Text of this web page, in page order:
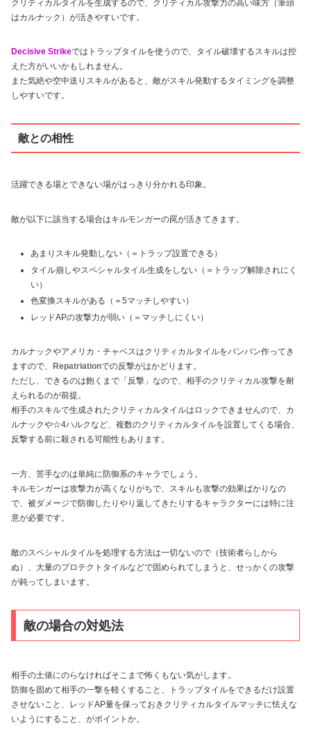
クリティカルタイルを生成するので、クリティカル攻撃力の高い味方（筆頭
はカルナック）が活きやすいです。
Decisive Strikeではトラップタイルを使うので、タイル破壊するスキルは控
えた方がいいかもしれません。
また気絶や空中送りスキルがあると、敵がスキル発動するタイミングを調整
しやすいです。
敵との相性
活躍できる場とできない場がはっきり分かれる印象。
敵が以下に該当する場合はキルモンガーの罠が活きてきます。
あまりスキル発動しない（＝トラップ設置できる）
タイル崩しやスペシャルタイル生成をしない（＝トラップ解除されにく
い）
色変換スキルがある（＝5マッチしやすい）
レッドAPの攻撃力が弱い（＝マッチしにくい）
カルナックやアメリカ・チャベスはクリティカルタイルをバンバン作ってき
ますので、
Repatriationでの反撃がはかどります。
ただし、できるのは飽くまで「反撃」なので、相手のクリティカル攻撃を耐
えられるのが前提。
相手のスキルで生成されたクリティカルタイルはロックできませんので、カ
ルナックや☆4ハルクなど、複数のクリティカルタイルを設置してくる場合、
反撃する前に殺される可能性もあります。
一方、苦手なのは単純に防御系のキャラでしょう。
キルモンガーは攻撃力が高くなりがちで、スキルも攻撃の効果ばかりなの
で、被ダメージで防御したりやり返してきたりするキャラクターには特に注
意が必要です。
敵のスペシャルタイルを処理する方法は一切ないので（技術者らしから
ぬ）、大量のプロテクトタイルなどで固められてしまうと、せっかくの攻撃
が鈍ってしまいます。
敵の場合の対処法
相手の土俵にのらなければそこまで怖くもない気がします。
防御を固めて相手の一撃を軽くすること、トラップタイルをできるだけ設置
させないこと、レッドAP量を保っておきクリティカルタイルマッチに怯えな
いようにすること、がポイントか。